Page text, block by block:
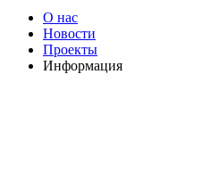
О нас
Новости
Проекты
Информация